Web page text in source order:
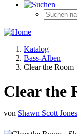
Katalog
Bass-Alben
Clear the Room
Clear the
von Shawn Scott Jones